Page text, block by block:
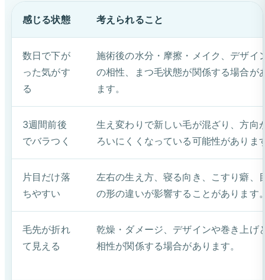
感じる状態 考えられること
数日で下が
った気がす
る
施術後の水分・摩擦・メイク、デザイ
の相性、まつ毛状態が関係する場合が
ます。
3週間前後
でバラつく
生え変わりで新しい毛が混ざり、方向
ろいにくくなっている可能性がありま
片目だけ落
ちやすい
左右の生え方、寝る向き、こすり癖、
の形の違いが影響することがあります
毛先が折れ
て見える
乾燥・ダメージ、デザインや巻き上げ
相性が関係する場合があります。